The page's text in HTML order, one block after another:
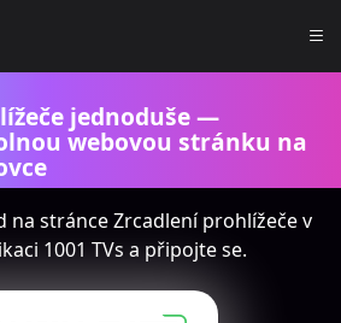
jednoduše —
webovou stránku na
výukové video
na stránce Zrcadlení prohlížeče v
1001 TVs a připojte se.